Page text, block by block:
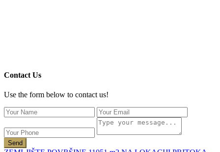
Contact Us
Use the form below to contact us!
Send